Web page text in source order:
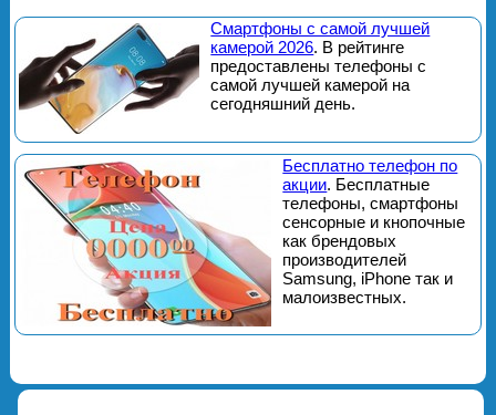
Смартфоны с самой лучшей
камерой 2026. В рейтинге
предоставлены телефоны с
самой лучшей камерой на
сегодняшний день.
Бесплатно телефон по
акции. Бесплатные
телефоны, смартфоны
сенсорные и кнопочные
как брендовых
производителей
Samsung, iPhone так и
малоизвестных.